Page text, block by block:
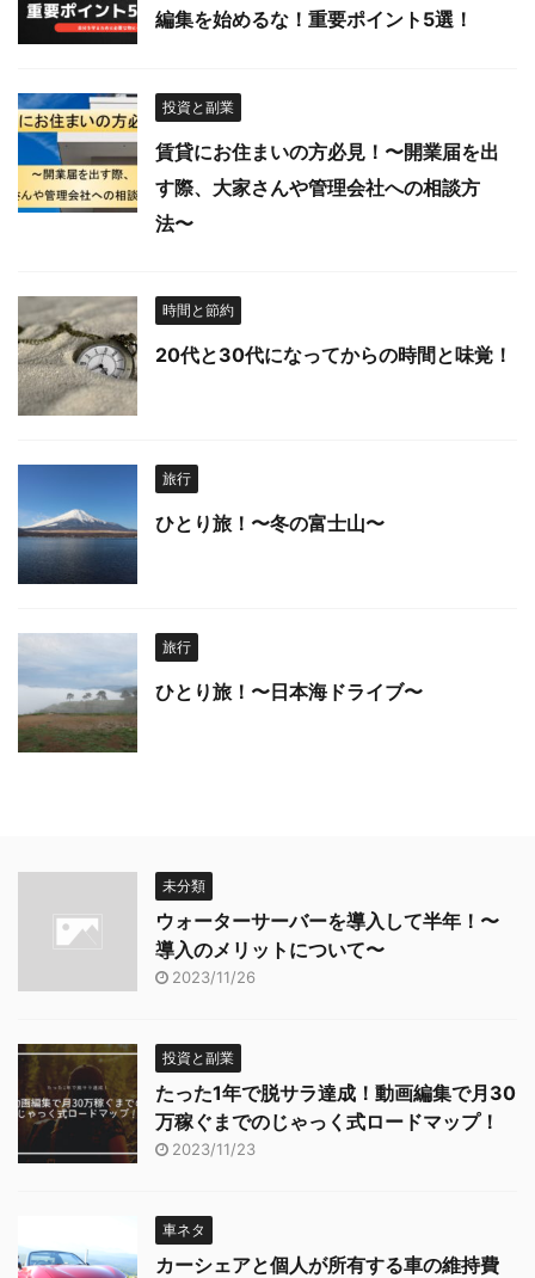
編集を始めるな！重要ポイント5選！
投資と副業
賃貸にお住まいの方必見！〜開業届を出
す際、大家さんや管理会社への相談方
法〜
時間と節約
20代と30代になってからの時間と味覚！
旅行
ひとり旅！〜冬の富士山〜
旅行
ひとり旅！〜日本海ドライブ〜
未分類
ウォーターサーバーを導入して半年！〜
導入のメリットについて〜
2023/11/26
投資と副業
たった1年で脱サラ達成！動画編集で月30
万稼ぐまでのじゃっく式ロードマップ！
2023/11/23
車ネタ
カーシェアと個人が所有する車の維持費